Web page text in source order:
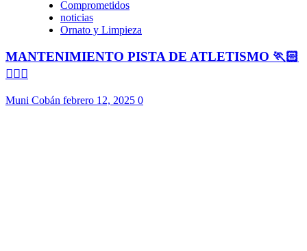
Comprometidos
noticias
Ornato y Limpieza
MANTENIMIENTO PISTA DE ATLETISMO 🏃🏻
🏃🏻‍♀️
Muni Cobán febrero 12, 2025 0